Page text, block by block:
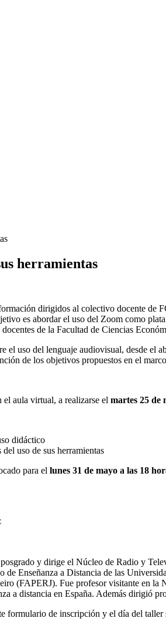
herramientas
dirigidos al colectivo docente
es abordar el uso del Zoom como
de la Facultad de Ciencias
uso del lenguaje audiovisual, desde el
de los objetivos propuestos en el
aula virtual, a realizarse el martes 25 de
didáctico
uso de sus herramientas
para el lunes 31 de mayo a las 18
y dirige el Núcleo de Radio y
Enseñanza a Distancia de las
(FAPERJ). Fue profesor visitante en
a distancia en España. Además dirigió
formulario de inscripción y el día del